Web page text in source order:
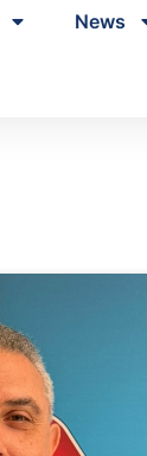
News